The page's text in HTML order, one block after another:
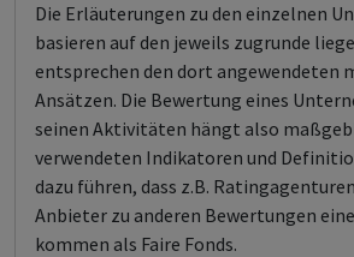
Die Erläuterungen zu den einzelnen
basieren auf den jeweils zugrunde
entsprechen den dort angewendeten
Ansätzen. Die Bewertung eines
seinen Aktivitäten hängt also
verwendeten Indikatoren und
dazu führen, dass z.B.
Anbieter zu anderen Bewertungen
kommen als Faire Fonds.